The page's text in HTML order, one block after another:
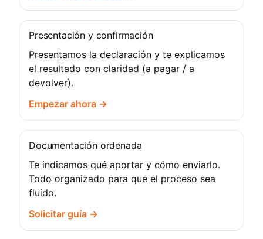
Presentación y confirmación
Presentamos la declaración y te explicamos
el resultado con claridad (a pagar / a
devolver).
Empezar ahora →
Documentación ordenada
Te indicamos qué aportar y cómo enviarlo.
Todo organizado para que el proceso sea
fluido.
Solicitar guía →